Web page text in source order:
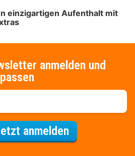
einzigartigen Aufenthalt mit
anmelden und
anmeldenFür den